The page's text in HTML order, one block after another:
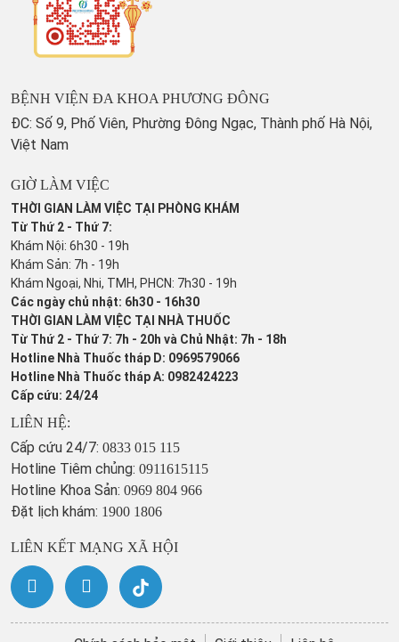
BỆNH VIỆN ĐA KHOA PHƯƠNG ĐÔNG
ĐC: Số 9, Phố Viên, Phường Đông Ngạc, Thành phố Hà Nội,
Việt Nam
GIỜ LÀM VIỆC
THỜI GIAN LÀM VIỆC TẠI PHÒNG KHÁM
Từ Thứ 2 - Thứ 7:
Khám Nội: 6h30 - 19h
Khám Sản: 7h - 19h
Khám Ngoại, Nhi, TMH, PHCN: 7h30 - 19h
Các ngày chủ nhật: 6h30 - 16h30
THỜI GIAN LÀM VIỆC TẠI NHÀ THUỐC
Từ Thứ 2 - Thứ 7: 7h - 20h và Chủ Nhật: 7h - 18h
Hotline Nhà Thuốc tháp D: 0969579066
Hotline Nhà Thuốc tháp A: 0982424223
Cấp cứu: 24/24
LIÊN HỆ:
Cấp cứu 24/7: 0833 015 115
Hotline Tiêm chủng: 0911615115
Hotline Khoa Sản: 0969 804 966
Đặt lịch khám: 1900 1806
LIÊN KẾT MẠNG XÃ HỘI